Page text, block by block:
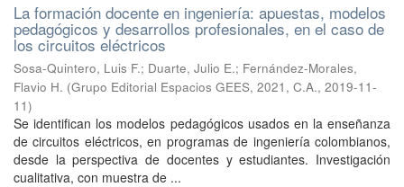
La formación docente en ingeniería: apuestas, modelos
pedagógicos y desarrollos profesionales, en el caso de
los circuitos eléctricos
Sosa-Quintero, Luis F.; Duarte, Julio E.; Fernández-Morales,
Flavio H. (Grupo Editorial Espacios GEES, 2021, C.A., 2019-11-
11)
Se identifican los modelos pedagógicos usados en la enseñanza
de circuitos eléctricos, en programas de ingeniería colombianos,
desde la perspectiva de docentes y estudiantes. Investigación
cualitativa, con muestra de ...